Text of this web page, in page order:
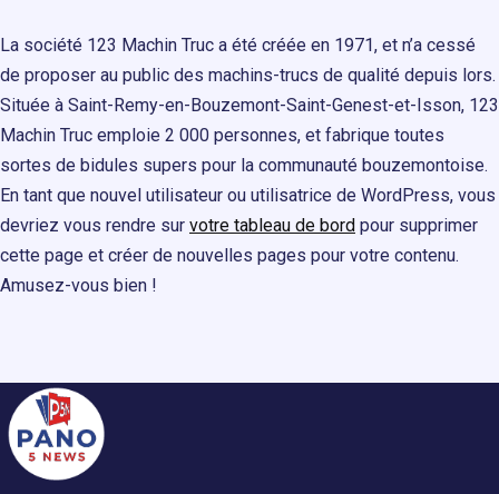
La société 123 Machin Truc a été créée en 1971, et n’a cessé
de proposer au public des machins-trucs de qualité depuis lors.
Située à Saint-Remy-en-Bouzemont-Saint-Genest-et-Isson, 123
Machin Truc emploie 2 000 personnes, et fabrique toutes
sortes de bidules supers pour la communauté bouzemontoise.
En tant que nouvel utilisateur ou utilisatrice de WordPress, vous
devriez vous rendre sur votre tableau de bord pour supprimer
cette page et créer de nouvelles pages pour votre contenu.
Amusez-vous bien !